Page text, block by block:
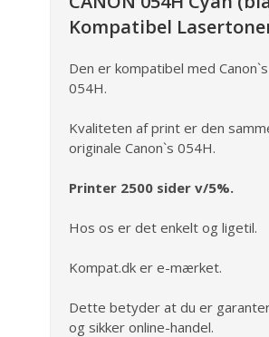
Kompatibel
Den er kompatibel med
054H.
Kvaliteten af print er den
originale Canon`s 054H.
Printer 2500 sider v/5%.
Hos os er det enkelt og ligetil.
Kompat.dk er e-mærket.
Dette betyder at du er
og sikker online-handel.